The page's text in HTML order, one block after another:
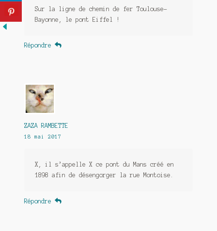
Sur la ligne de chemin de fer Toulouse-
Bayonne, le pont Eiffel !
Répondre
ZAZA RAMBETTE
18 mai 2017
X, il s’appelle X ce pont du Mans créé en
1898 afin de désengorger la rue Montoise.
Répondre